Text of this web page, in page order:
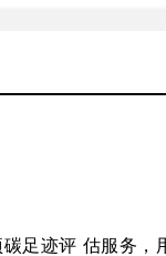
足迹评 估服务